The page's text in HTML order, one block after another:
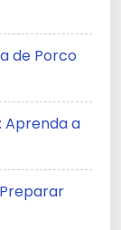
de Porco
Aprenda a